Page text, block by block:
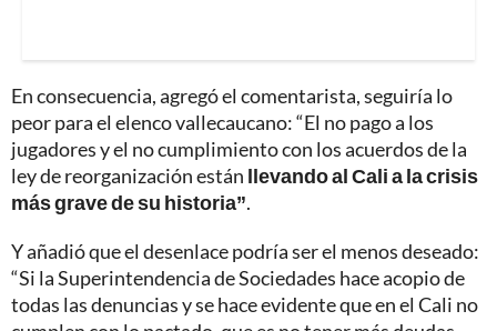
En consecuencia, agregó el comentarista, seguiría lo
peor para el elenco vallecaucano: “El no pago a los
jugadores y el no cumplimiento con los acuerdos de la
ley de reorganización están llevando al Cali ala crisis
más grave de su historia”.
Y añadió que el desenlace podría ser el menos deseado:
“Si la Superintendencia de Sociedades hace acopio de
todas las denuncias y se hace evidente que en el Cali no